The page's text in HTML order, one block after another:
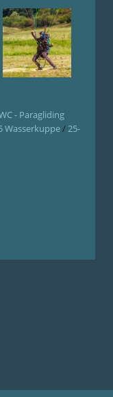
- Paragliding
Wasserkuppe/25-